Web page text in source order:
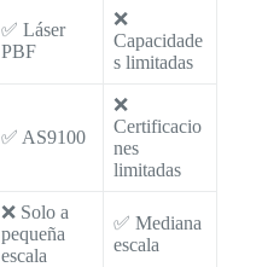
✅ Láser
PBF
❌
Capacidade
s limitadas
✅ AS9100
❌
Certificacio
nes
limitadas
❌ Solo a
pequeña
escala
✅ Mediana
escala